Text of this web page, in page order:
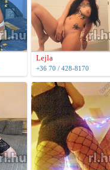
Lejla
+36 70 / 428-8170